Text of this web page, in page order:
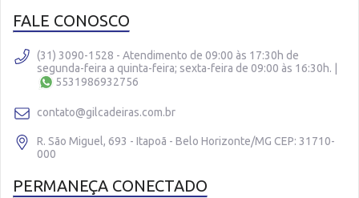
FALE CONOSCO
(31) 3090-1528 - Atendimento de 09:00 às 17:30h de
segunda-feira a quinta-feira; sexta-feira de 09:00 às 16:30h.
5531986932756
contato@gilcadeiras.com.br
R. São Miguel, 693 - Itapoã - Belo Horizonte/MG CEP: 31710-
000
PERMANEÇA CONECTADO